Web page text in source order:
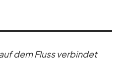
dem Fluss ver­bin­det